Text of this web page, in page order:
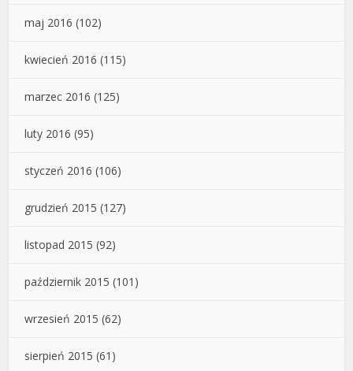
maj 2016 (102)
kwiecień 2016 (115)
marzec 2016 (125)
luty 2016 (95)
styczeń 2016 (106)
grudzień 2015 (127)
listopad 2015 (92)
październik 2015 (101)
wrzesień 2015 (62)
sierpień 2015 (61)